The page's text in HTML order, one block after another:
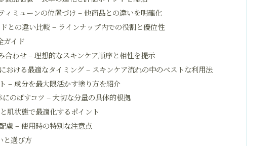
ィミューンの位置づけ – 他商品との違いを明確化
との違い比較 – ラインナップ内での役割と優位性
ガイド
合わせ – 理想的なスキンケア順序と相性を提示
おける最適なタイミング – スキンケア流れの中のベストな利用法
– 成分を最大限活かす塗り方を紹介
のばすコツ – 大切な分量の具体的根拠
肌状態で最適化するポイント
慮 – 使用時の特別な注意点
と選び方